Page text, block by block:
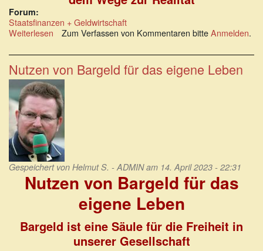
Forum:
Staatsfinanzen + Geldwirtschaft
Weiterlesen über
auf
Vormarsch
Zum Verfassen von Kommentaren bitteAnmelden.
Nutzen von Bargeld für das eigene Leben
Gespeichert von Helmut S. - ADMINam 14. April 2023 - 22:31
Nutzen von Bargeld für das
eigene Leben
Bargeld ist eine Säule für die Freiheit in
unserer Gesellschaft